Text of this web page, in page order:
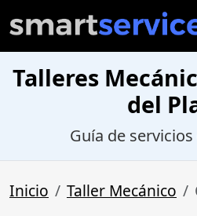
Talleres
del
Guía de
Inicio Taller Mecánico